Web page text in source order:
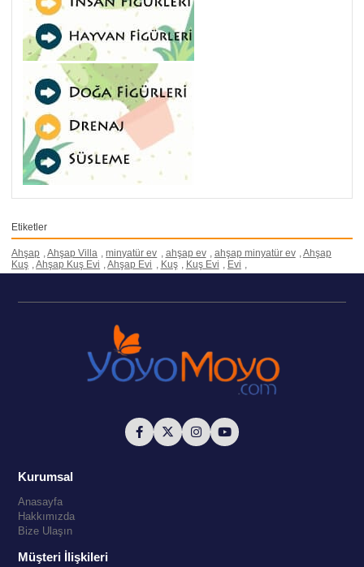
Etiketler
Ahşap Ahşap Villa minyatür ev ahşap ev ahşap minyatür ev
Ahşap
Kuş
Ahşap Kuş Evi Ahşap Evi Kuş Kuş Evi Evi
Kurumsal
Anasayfa
Hakkımızda
Bize Ulaşın
Müşteri İlişkileri